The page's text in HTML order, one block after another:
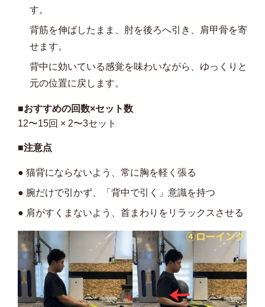
す。
背筋を伸ばしたまま、肘を後ろへ引き、肩甲骨を寄
せます。
背中に効いている感覚を味わいながら、ゆっくりと
元の位置に戻します。
■おすすめの回数×セット数
12〜15回 × 2〜3セット
■注意点
● 猫背にならないよう、常に胸を軽く張る
● 腕だけで引かず、「背中で引く」意識を持つ
● 肩がすくまないよう、首まわりをリラックスさせる